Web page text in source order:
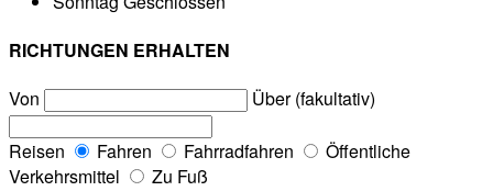
RICHTUNGEN ERHALTEN
Von
Über (fakultativ)
Reisen Fahren Fahrradfahren
Öffentliche
Verkehrsmittel
Zu Fuß